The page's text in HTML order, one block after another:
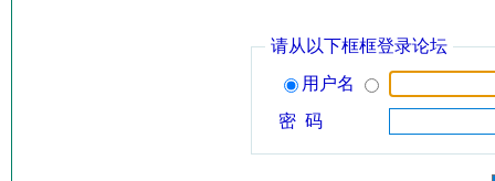
请从以下框框登录论坛
用户名
密 码